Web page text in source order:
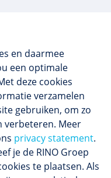
en daarmee
een optimale
deze cookies
verzamelen
gebruiken, om zo
verbeteren. Meer
privacy statement.
je de RINO Groep
te plaatsen. Als
in huis
geregistreerd
8,4
scholings­